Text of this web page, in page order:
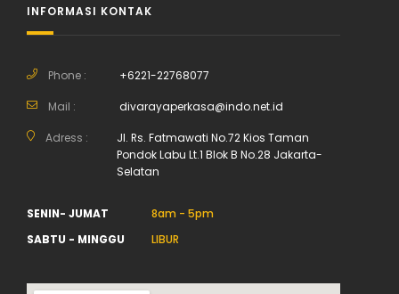
INFORMASI KONTAK
Phone : +6221-22768077
Mail : divarayaperkasa@indo.net.id
Adress :
Jl. Rs. Fatmawati No.72 Kios Taman
Pondok Labu Lt.1 Blok B No.28 Jakarta-
Selatan
SENIN- JUMAT
8am - 5pm
SABTU - MINGGU
LIBUR